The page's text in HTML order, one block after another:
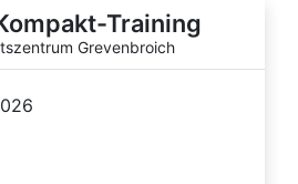
Training
Grevenbroich